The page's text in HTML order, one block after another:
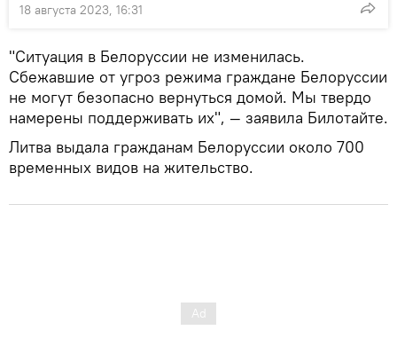
18 августа 2023, 16:31
"Ситуация в Белоруссии не изменилась.
Сбежавшие от угроз режима граждане Белоруссии
не могут безопасно вернуться домой. Мы твердо
намерены поддерживать их", — заявила Билотайте.
Литва выдала гражданам Белоруссии около 700
временных видов на жительство.